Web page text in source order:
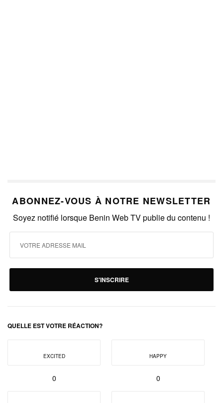
ABONNEZ-VOUS À NOTRE NEWSLETTER
Soyez notifié lorsque Benin Web TV publie du contenu !
S'INSCRIRE
QUELLE EST VOTRE RÉACTION?
EXCITED
0
HAPPY
0